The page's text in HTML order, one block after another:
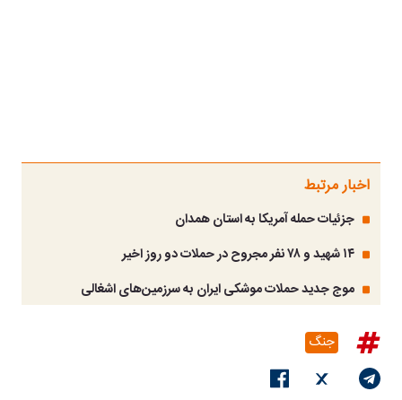
اخبار مرتبط
جزئیات حمله آمریکا به استان همدان
۱۴ شهید و ۷۸ نفر مجروح در حملات دو روز اخیر
موج جدید حملات موشکی ایران به سرزمین‌های اشغالی
جنگ